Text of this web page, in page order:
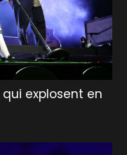
explosent en